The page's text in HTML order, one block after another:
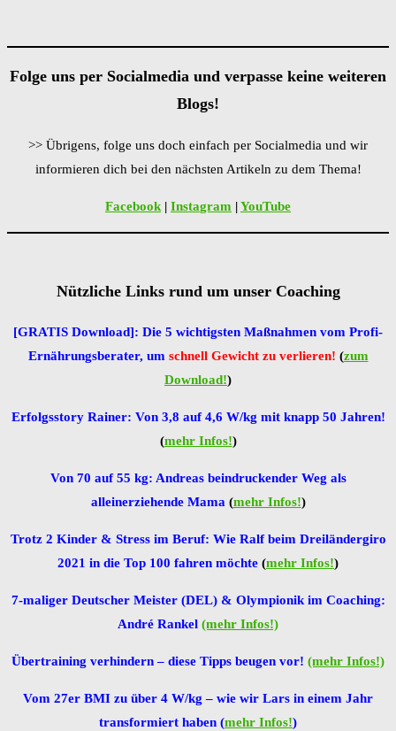
Folge uns per Socialmedia und verpasse keine weiteren
Blogs!
>> Übrigens, folge uns doch einfach per Socialmedia und wir
informieren dich bei den nächsten Artikeln zu dem Thema!
Facebook | Instagram |YouTube
Nützliche Links rund um unser Coaching
[GRATIS Download]: Die 5 wichtigsten Maßnahmen vom Profi-
Ernährungsberater, um schnell Gewicht zu verlieren! (zum
Download!)
Erfolgsstory Rainer: Von 3,8 auf 4,6 W/kg mit knapp 50 Jahren!
(mehr Infos!)
Von 70 auf 55 kg: Andreas beindruckender Weg als
alleinerziehende Mama (mehr Infos!)
Trotz 2 Kinder & Stress im Beruf: Wie Ralf beim Dreiländergiro
2021 in die Top 100 fahren möchte (mehr Infos!)
7-maliger Deutscher Meister (DEL) & Olympionik im Coaching:
André Rankel (mehr Infos!)
Übertraining verhindern – diese Tipps beugen vor! (mehr Infos!)
Vom 27er BMI zu über 4 W/kg – wie wir Lars in einem Jahr
transformiert haben (mehr Infos!)